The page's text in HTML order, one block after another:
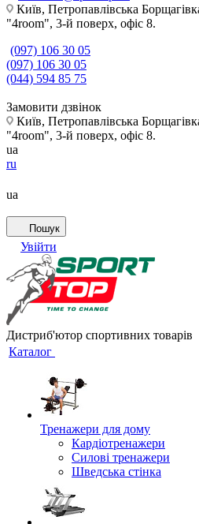
Київ, Петропавлівська
"4room", 3-й поверх, офіс 8.
(097) 106 30 05
(097) 106 30 05
(044) 594 85 75
Замовити дзвінок
Київ, Петропавлівська
"4room", 3-й поверх, офіс 8.
ua
ru
ua
Пошук
Увійти
Дистриб'ютор спортивних товарів
Каталог
Тренажери для дому
Кардіотренажери
Силові тренажери
Шведська стінка